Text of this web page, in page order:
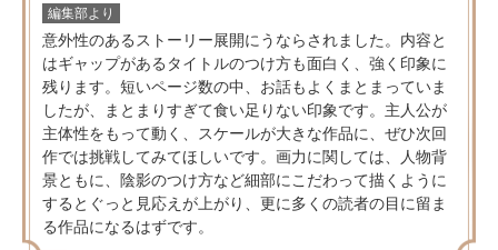
編集部より
意外性のあるストーリー展開にうならされました。内容と
はギャップがあるタイトルのつけ方も面白く、強く印象に
残ります。短いページ数の中、お話もよくまとまっていま
したが、まとまりすぎて食い足りない印象です。主人公が
主体性をもって動く、スケールが大きな作品に、ぜひ次回
作では挑戦してみてほしいです。画力に関しては、人物背
景ともに、陰影のつけ方など細部にこだわって描くように
するとぐっと見応えが上がり、更に多くの読者の目に留ま
る作品になるはずです。